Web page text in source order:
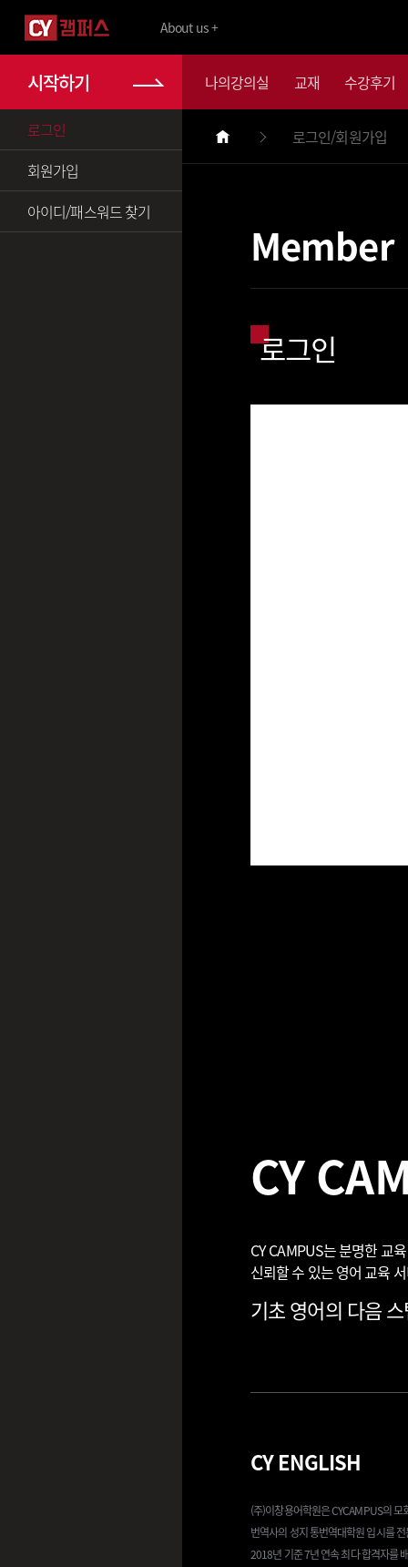
About us +
시작하기 나의강의실 교재 수강후기
로그인/회원가입
로그인
회원가입
아이디/패스워드 찾기
Member
로그인
CY
CY CAMPUS는 분명한 교
신뢰할 수 있는 영어 교육
기초 영어의 다음
CY ENGLISH
(주)이창용어학원은 CYCAMPUS의
번역사의 성지 통번역대학원 입시를
2018년 기준 7년 연속 최다 합격자를